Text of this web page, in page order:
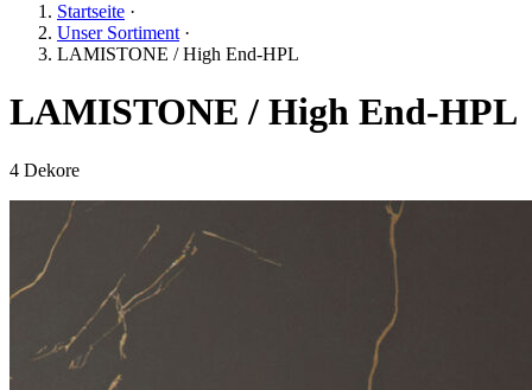
Startseite ·
Unser Sortiment ·
LAMISTONE / High End-HPL
LAMISTONE / High End-HPL
4 Dekore